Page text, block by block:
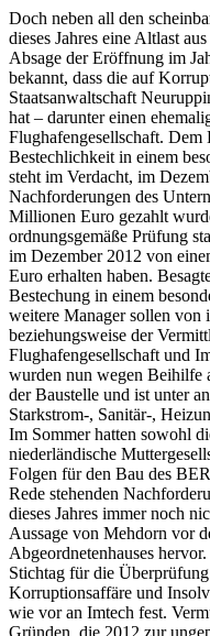
Doch neben all den
dieses Jahres eine Altlast
Absage der Eröffnung im
bekannt, dass die auf
Staatsanwaltschaft
hat – darunter einen
Flughafengesellschaft.
Bestechlichkeit in einem
steht im Verdacht, im
Nachforderungen des
Millionen Euro gezahlt
ordnungsgemäße Prüfung
im Dezember 2012 von
Euro erhalten haben.
Bestechung in einem
weitere Manager sollen von
beziehungsweise der
Flughafengesellschaft und
wurden nun wegen Beihilfe
der Baustelle und ist unter
Starkstrom-, Sanitär-,
Im Sommer hatten sowohl
niederländische
Folgen für den Bau des
Rede stehenden
dieses Jahres immer noch
Aussage von Mehdorn vor
Abgeordnetenhauses
Stichtag für die
Korruptionsaffäre und
wie vor an Imtech fest.